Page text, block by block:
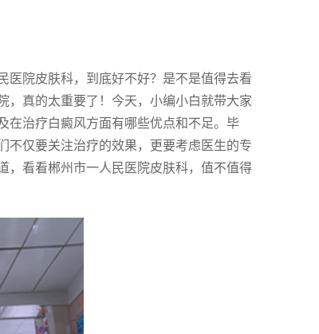
医院皮肤科，到底好不好？是不是值得去看
，真的太重要了！今天，小编小白就带大家
在治疗白癜风方面有哪些优点和不足。毕
不仅要关注治疗的效果，更要考虑医生的专
，看看郴州市一人民医院皮肤科，值不值得